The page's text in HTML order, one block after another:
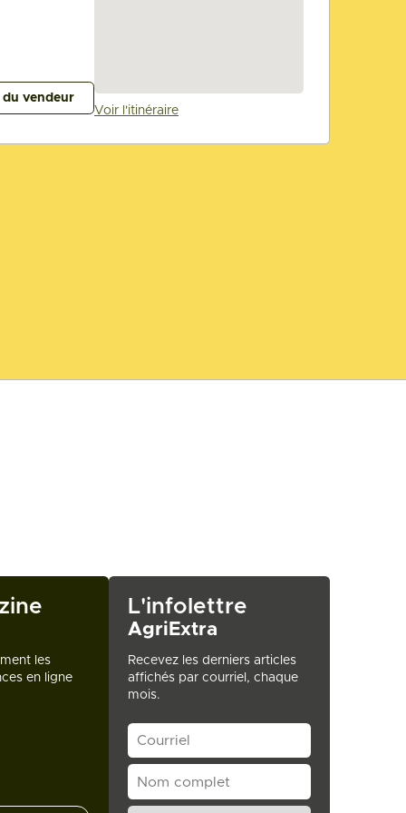
vendeur
Voir l'itinéraire
les
en ligne
L'infolettre
AgriExtra
Recevez les derniers articles
affichés par courriel, chaque
mois.